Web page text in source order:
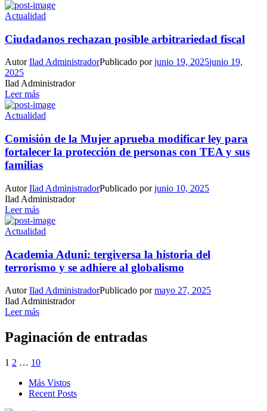
Actualidad
Ciudadanos rechazan posible arbitrariedad fiscal
AutorIlad AdministradorPublicado porjunio 19, 2025junio 19,
2025
Ilad Administrador
Leer más
Actualidad
Comisión de la Mujer aprueba modificar ley para
fortalecer la protección de personas con TEA y sus
familias
AutorIlad AdministradorPublicado porjunio 10, 2025
Ilad Administrador
Leer más
Actualidad
Academia Aduni: tergiversa la historia del
terrorismo y se adhiere al globalismo
AutorIlad AdministradorPublicado pormayo 27, 2025
Ilad Administrador
Leer más
Paginación de entradas
1 2 … 10
Más Vistos
Recent Posts